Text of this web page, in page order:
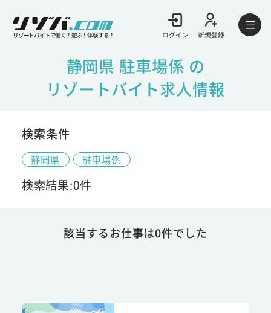
リゾートバイトで働く！遊ぶ！体験する！ ログイン 新規登録
静岡県 駐車場係 の
リゾートバイト求人情報
検索条件
静岡県 駐車場係
検索結果:0件
該当するお仕事は0件でした